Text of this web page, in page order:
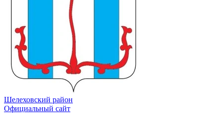
Шелеховский район
Официальный сайт